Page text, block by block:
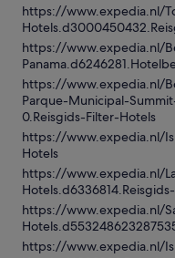
https://www.expedia.nl/
https://www.expedia.nl/
https://www.expedia.nl/
Parque-Municipal-
0.Reisgids-Filter-Hotels
https://www.expedia.nl/
Hotels
https://www.expedia.nl/
https://www.expedia.nl/
https://www.expedia.nl/